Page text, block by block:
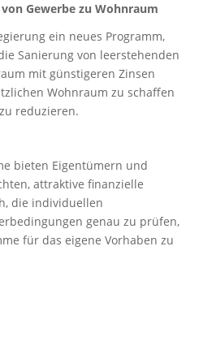
Gewerbe zu Wohnraum
ein neues Programm,
Sanierung von leerstehenden
mit günstigeren Zinsen
Wohnraum zu schaffen
reduzieren.
bieten Eigentümern und
attraktive finanzielle
die individuellen
genau zu prüfen,
für das eigene Vorhaben zu